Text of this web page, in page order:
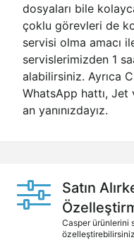
dosyaları bile
çoklu görevleri de
servisi olma amacı
servislerimizden 1
alabilirsiniz. Ayrıca
WhatsApp hattı,
an yanınızdayız.
Satın
Casper ürünlerini